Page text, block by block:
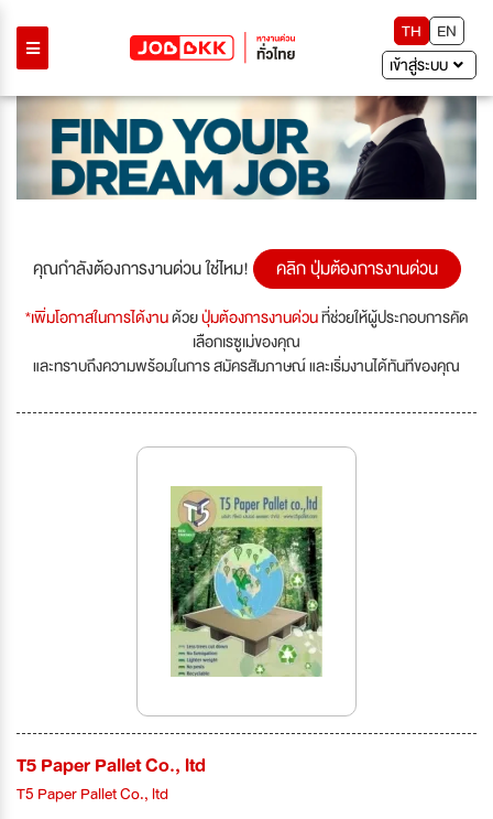
TH
EN
เข้าสู่ระบบ
คุณกำลังต้องการงานด่วน ใช่ไหม! คลิก ปุ่มต้องการงานด่วน
*เพิ่มโอกาสในการได้งานด้วยปุ่มต้องการงานด่วนที่ช่วยให้ผู้ประกอบการคัด
เลือกเรซูเม่ของคุณ
และทราบถึงความพร้อมในการ สมัครสัมภาษณ์ และเริ่มงานได้ทันทีของคุณ
T5 Paper Pallet Co., ltd
T5 Paper Pallet Co., ltd